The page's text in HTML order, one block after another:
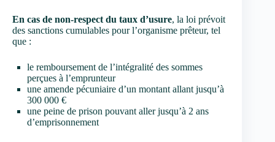
En cas de non-respect du taux d’usure, la loi prévoit
des sanctions cumulables pour l’organisme prêteur, tel
que :
le remboursement de l’intégralité des sommes
perçues à l’emprunteur
une amende pécuniaire d’un montant allant jusqu’à
300 000 €
une peine de prison pouvant aller jusqu’à 2 ans
d’emprisonnement